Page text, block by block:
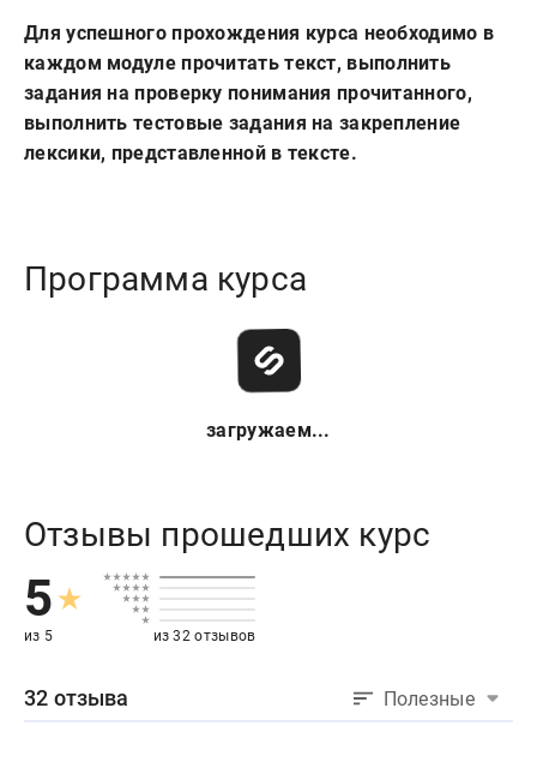
Для успешного прохождения курса необходимо в
каждом модуле прочитать текст, выполнить
задания на проверку понимания прочитанного,
выполнить тестовые задания на закрепление
лексики, представленной в тексте.
Программа курса
загружаем...
Отзывы прошедших курс
5
из 5 из 32 отзывов
32 отзыва Полезные